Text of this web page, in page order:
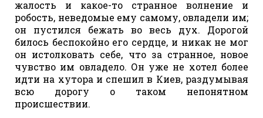
жалость и какое-то странное волнение и
робость, неведомые ему самому, овладели им;
он пустился бежать во весь дух. Дорогой
билось беспокойно его сердце, и никак не мог
он истолковать себе, что за странное, новое
чувство им овладело. Он уже не хотел более
идти на хутора и спешил в Киев, раздумывая
всю дорогу о таком непонятном
происшествии.